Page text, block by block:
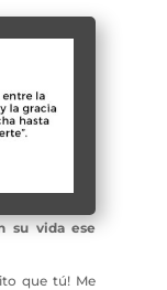
su vida ese
que tú! Me